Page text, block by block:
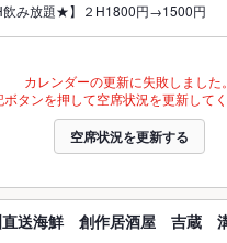
飲み放題★】２H1800円→1500円
カレンダーの更新に失敗しました。
ボタンを押して空席状況を更新してく
空席状況を更新する
直送海鮮 創作居酒屋 吉蔵